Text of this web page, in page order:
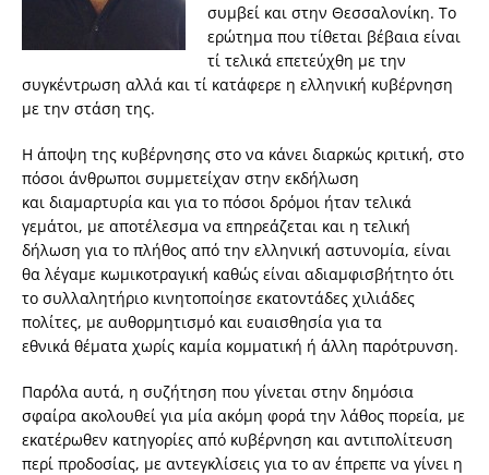
συμβεί και στην Θεσσαλονίκη. Το
ερώτημα που τίθεται βέβαια είναι
τί τελικά επετεύχθη με την
συγκέντρωση αλλά και τί κατάφερε η ελληνική κυβέρνηση
με την στάση της.
Η άποψη της κυβέρνησης στο να κάνει διαρκώς κριτική, στο
πόσοι άνθρωποι συμμετείχαν στην εκδήλωση
και διαμαρτυρία και για το πόσοι δρόμοι ήταν τελικά
γεμάτοι, με αποτέλεσμα να επηρεάζεται και η τελική
δήλωση για το πλήθος από την ελληνική αστυνομία, είναι
θα λέγαμε κωμικοτραγική καθώς είναι αδιαμφισβήτητο ότι
το συλλαλητήριο κινητοποίησε εκατοντάδες χιλιάδες
πολίτες, με αυθορμητισμό και ευαισθησία για τα
εθνικά θέματα χωρίς καμία κομματική ή άλλη παρότρυνση.
Παρ΄όλα αυτά, η συζήτηση που γίνεται στην δημόσια
σφαίρα ακολουθεί για μία ακόμη φορά την λάθος πορεία, με
εκατέρωθεν κατηγορίες από κυβέρνηση και αντιπολίτευση
περί προδοσίας, με αντεγκλίσεις για το αν έπρεπε να γίνει η